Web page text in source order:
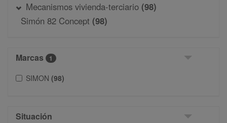
Mecanismos vivienda-terciario (98)
Simón 82 Concept (98)
Marcas 1
SIMON (98)
Situación